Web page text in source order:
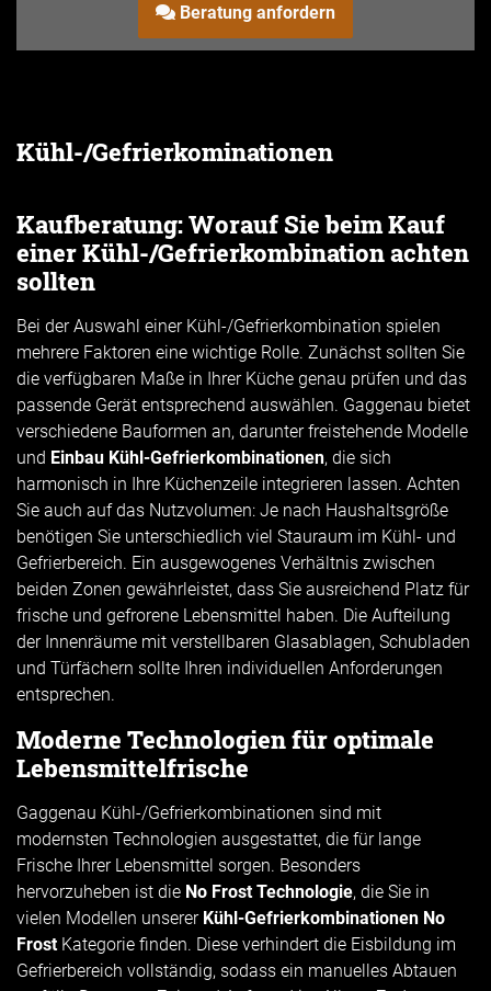
Beratung anfordern
Kühl-/Gefrierkominationen
Kaufberatung: Worauf Sie beim Kauf
einer Kühl-/Gefrierkombination achten
sollten
Bei der Auswahl einer Kühl-/Gefrierkombination spielen
mehrere Faktoren eine wichtige Rolle. Zunächst sollten Sie
die verfügbaren Maße in Ihrer Küche genau prüfen und das
passende Gerät entsprechend auswählen. Gaggenau bietet
verschiedene Bauformen an, darunter freistehende Modelle
und Einbau Kühl-Gefrierkombinationen, die sich
harmonisch in Ihre Küchenzeile integrieren lassen. Achten
Sie auch auf das Nutzvolumen: Je nach Haushaltsgröße
benötigen Sie unterschiedlich viel Stauraum im Kühl- und
Gefrierbereich. Ein ausgewogenes Verhältnis zwischen
beiden Zonen gewährleistet, dass Sie ausreichend Platz für
frische und gefrorene Lebensmittel haben. Die Aufteilung
der Innenräume mit verstellbaren Glasablagen, Schubladen
und Türfächern sollte Ihren individuellen Anforderungen
entsprechen.
Moderne Technologien für optimale
Lebensmittelfrische
Gaggenau Kühl-/Gefrierkombinationen sind mit
modernsten Technologien ausgestattet, die für lange
Frische Ihrer Lebensmittel sorgen. Besonders
hervorzuheben ist die No Frost Technologie, die Sie in
vielen Modellen unserer Kühl-Gefrierkombinationen No
FrostKategorie finden. Diese verhindert die Eisbildung im
Gefrierbereich vollständig, sodass ein manuelles Abtauen